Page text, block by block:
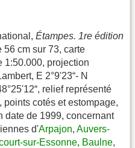
Étampes. 1re édition
56 cm sur 73, carte
1:50.000, projection
E 2°9'23“- N
relief représenté
points cotés et estompage,
date de 1999, concernant
d'Arpajon, Auvers-
sur-Essonne, Baulne,